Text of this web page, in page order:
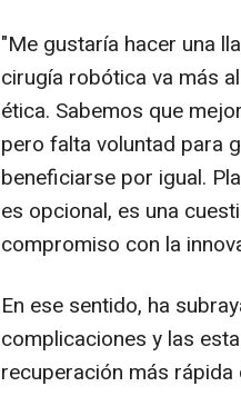
"Me gustaría hacer una
cirugía robótica va más
ética. Sabemos que
pero falta voluntad para
beneficiarse por igual.
es opcional, es una
compromiso con la
En ese sentido, ha
complicaciones y las
recuperación más rápida